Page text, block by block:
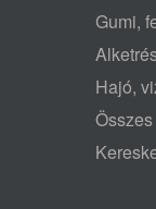
Gumi,
Hajó,